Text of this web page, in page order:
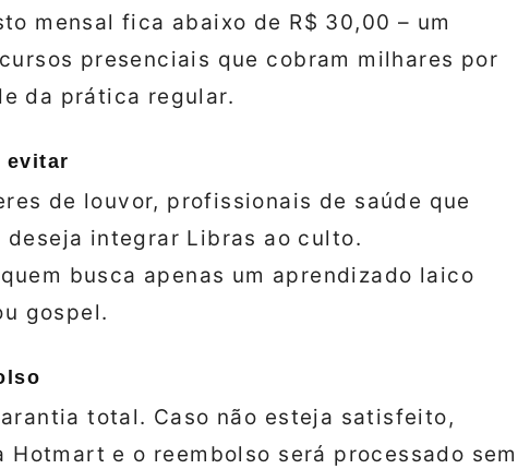
mensal fica abaixo de R$ 30,00 – um
presenciais que cobram milhares por
da prática regular.
evitar
de louvor, profissionais de saúde que
deseja integrar Libras ao culto.
busca apenas um aprendizado laico
gospel.
total. Caso não esteja satisfeito,
e o reembolso será processado sem